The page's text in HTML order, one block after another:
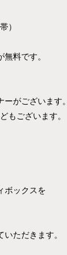
）
料です。
がございます。
もございます。
ボックスを
ただきます。